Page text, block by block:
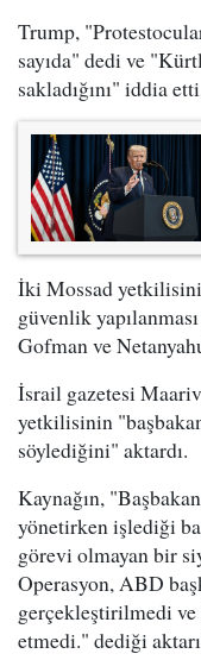
Trump,
sayıda" dedi ve
sakladığını" iddia
İki Mossad
güvenlik
Gofman ve
İsrail gazetesi
yetkilisinin
söylediğini" aktardı.
Kaynağın,
yönetirken işlediği
görevi olmayan bir
Operasyon, ABD
gerçekleştirilmedi ve
etmedi." dediği